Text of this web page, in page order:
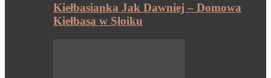
Kiełbasianka Jak Dawniej – Domowa
Kiełbasa w Słoiku